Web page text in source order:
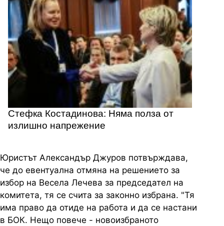
Стефка Костадинова: Няма полза от
излишно напрежение
Юристът Александър Джуров потвърждава,
че до евентуална отмяна на решението за
избор на Весела Лечева за председател на
комитета, тя се счита за законно избрана. "Тя
има право да отиде на работа и да се настани
в БОК. Нещо повече - новоизбраното